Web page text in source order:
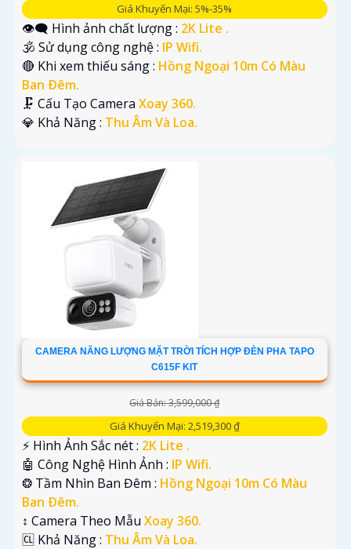
Giá Khuyến Mại: 5%-35%
👁️‍🗨 Hình ảnh chất lượng : 2K Lite .
🕉️ Sử dụng công nghệ : IP Wifi.
🔴 Khi xem thiếu sáng : Hồng Ngoại 10m Có Màu
Ban Ðêm.
🗜️ Cấu Tạo Camera Xoay 360.
️💎 Khả Năng : Thu Âm Và Loa.
CAMERA NĂNG LƯỢNG MẶT TRỜI TÍCH HỢP ĐÈN PHA TAPO
C615F KIT
Giá Bán: 3,599,000 ₫
Giá Khuyến Mại: 2,519,300 ₫
️⚡ Hình Ảnh Sắc nét : 2K Lite .
🤖️ Công Nghệ Hình Ảnh : IP Wifi.
❂ Tầm Nhìn Ban Đêm : Hồng Ngoại 10m Có Màu
Ban Ðêm.
↕️ Camera Theo Mẫu Xoay 360.
️🆑 Khả Năng : Thu Âm Và Loa.